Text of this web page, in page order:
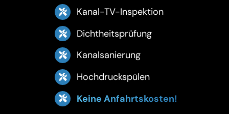
Kanal-TV-Inspektion
Dichtheitsprüfung
Kanalsanierung
Hochdruckspülen
Keine Anfahrtskosten!